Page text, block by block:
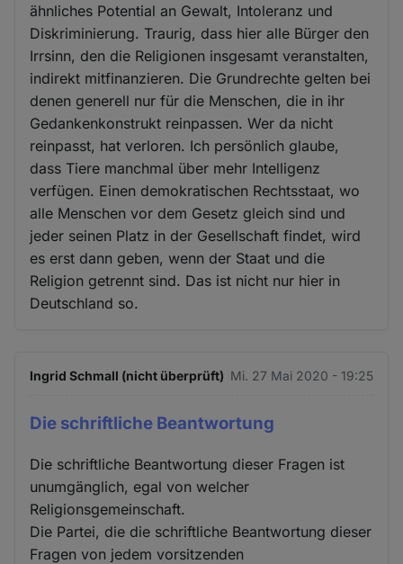
ähnliches Potential an Gewalt, Intoleranz und
Diskriminierung. Traurig, dass hier alle Bürger den
Irrsinn, den die Religionen insgesamt veranstalten,
indirekt mitfinanzieren. Die Grundrechte gelten bei
denen generell nur für die Menschen, die in ihr
Gedankenkonstrukt reinpassen. Wer da nicht
reinpasst, hat verloren. Ich persönlich glaube,
dass Tiere manchmal über mehr Intelligenz
verfügen. Einen demokratischen Rechtsstaat, wo
alle Menschen vor dem Gesetz gleich sind und
jeder seinen Platz in der Gesellschaft findet, wird
es erst dann geben, wenn der Staat und die
Religion getrennt sind. Das ist nicht nur hier in
Deutschland so.
Ingrid Schmall (nicht überprüft) Mi. 27 Mai 2020 - 19:25
Die schriftliche Beantwortung
Die schriftliche Beantwortung dieser Fragen ist
unumgänglich, egal von welcher
Religionsgemeinschaft.
Die Partei, die die schriftliche Beantwortung dieser
Fragen von jedem vorsitzenden